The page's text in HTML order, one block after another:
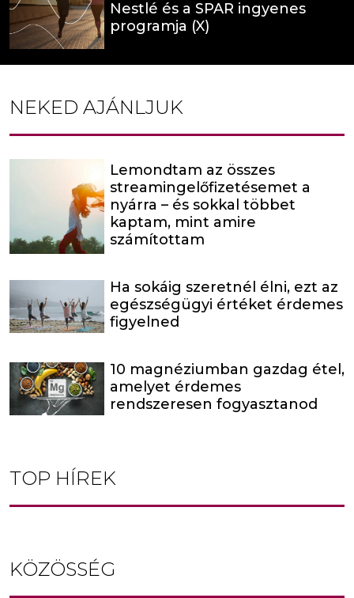
Nestlé és a SPAR ingyenes
programja (X)
NEKED AJÁNLJUK
Lemondtam az összes
streamingelőfizetésemet a
nyárra – és sokkal többet
kaptam, mint amire
számítottam
Ha sokáig szeretnél élni, ezt az
egészségügyi értéket érdemes
figyelned
10 magnéziumban gazdag étel,
amelyet érdemes
rendszeresen fogyasztanod
TOP HÍREK
KÖZÖSSÉG